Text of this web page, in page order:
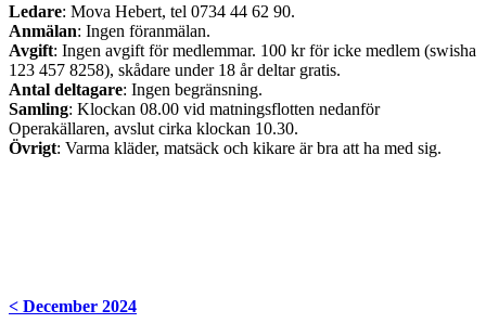
Ledare: Mova Hebert, tel 0734 44 62 90.
Anmälan: Ingen föranmälan.
Avgift: Ingen avgift för medlemmar. 100 kr för icke medlem (swisha
123 457 8258), skådare under 18 år deltar gratis.
Antal deltagare: Ingen begränsning.
Samling: Klockan 08.00 vid matningsflotten nedanför
Operakällaren, avslut cirka klockan 10.30.
Övrigt: Varma kläder, matsäck och kikare är bra att ha med sig.
< December 2024